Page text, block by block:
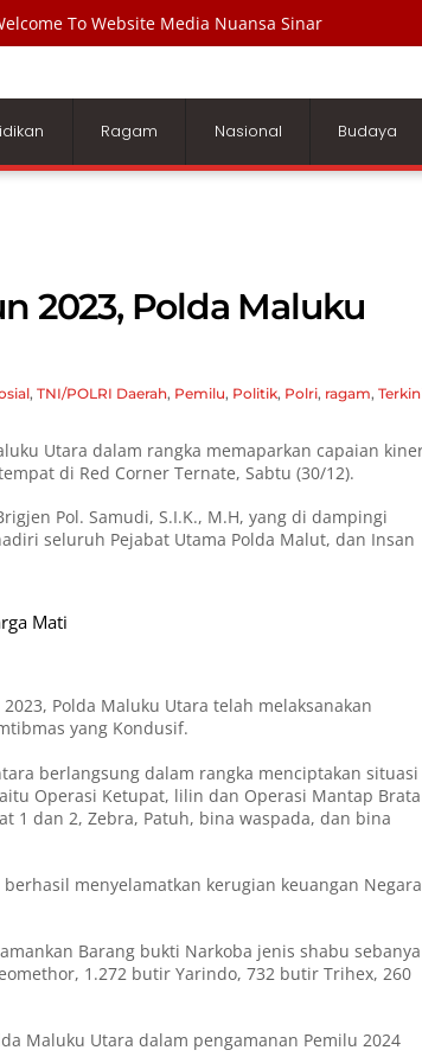
To Website Media Nuansa Sinar
Ragam Nasional Budaya
2023, Polda Maluku
, TNI/POLRI Daerah, Pemilu, Politik, Polri, ragam,
Utara dalam rangka memaparkan capaian
di Red Corner Ternate, Sabtu (30/12).
Pol. Samudi, S.I.K., M.H, yang di dampingi
seluruh Pejabat Utama Polda Malut, dan Insan
Mati
Polda Maluku Utara telah melaksanakan
yang Kondusif.
berlangsung dalam rangka menciptakan situasi
Operasi Ketupat, lilin dan Operasi Mantap Brata
1 dan 2, Zebra, Patuh, bina waspada, dan bina
menyelamatkan kerugian keuangan Negara
Barang bukti Narkoba jenis shabu
1.272 butir Yarindo, 732 butir Trihex, 260
Maluku Utara dalam pengamanan Pemilu 2024